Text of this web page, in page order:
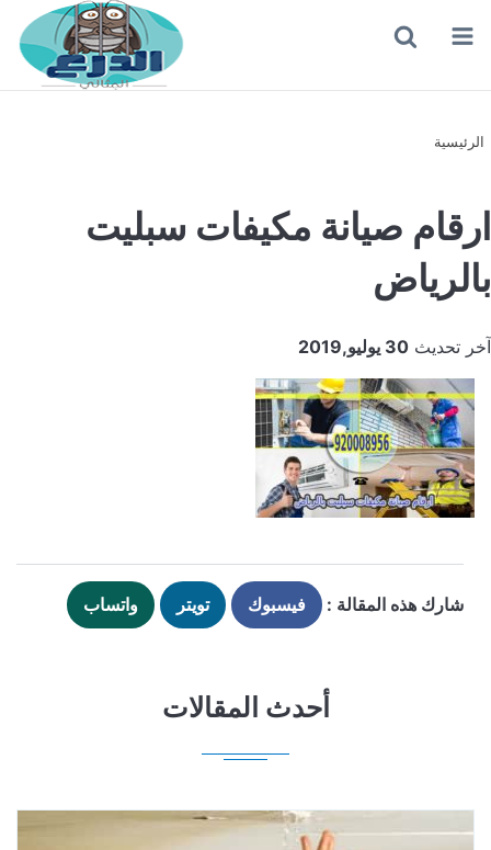
القائمة
الرئيسية
ارقام صيانة مكيفات سبليت
بالرياض
آخر تحديث 30 يوليو,2019
شارك هذه المقالة : فيسبوك تويتر واتساب
أحدث المقالات